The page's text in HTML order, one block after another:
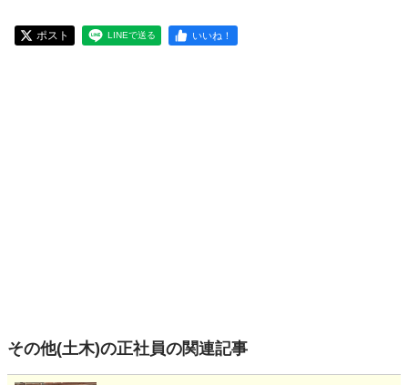
ポスト LINEで送る いいね！
その他(土木)の正社員の関連記事